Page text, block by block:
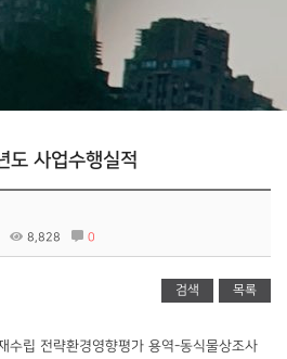
도 사업수행실적
8,828 0
검색 목록
수립 전략환경영향평가 용역-동식물상조사